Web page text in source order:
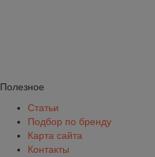
Полезное
Статьи
Подбор по бренду
Карта сайта
Контакты